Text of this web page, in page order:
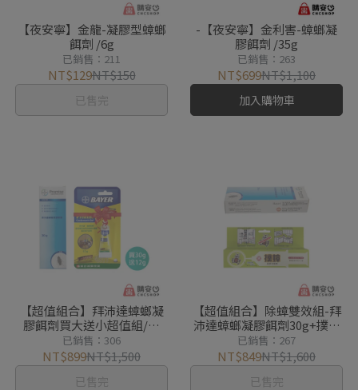
【夜安寧】金龍-凝膠型蟑螂
餌劑 /6g
已銷售：211
NT$129NT$150
已售完
-【夜安寧】金利害-蟑螂凝
膠餌劑 /35g
已銷售：263
NT$699NT$1,100
加入購物車
【超值組合】拜沛達蟑螂凝
膠餌劑買大送小超值組/買
30g送12g
已銷售：306
NT$899NT$1,500
已售完
【超值組合】除蟑雙效組-拜
沛達蟑螂凝膠餌劑30g+撲蟑
凝膠型餌劑5g
已銷售：267
NT$849NT$1,600
已售完